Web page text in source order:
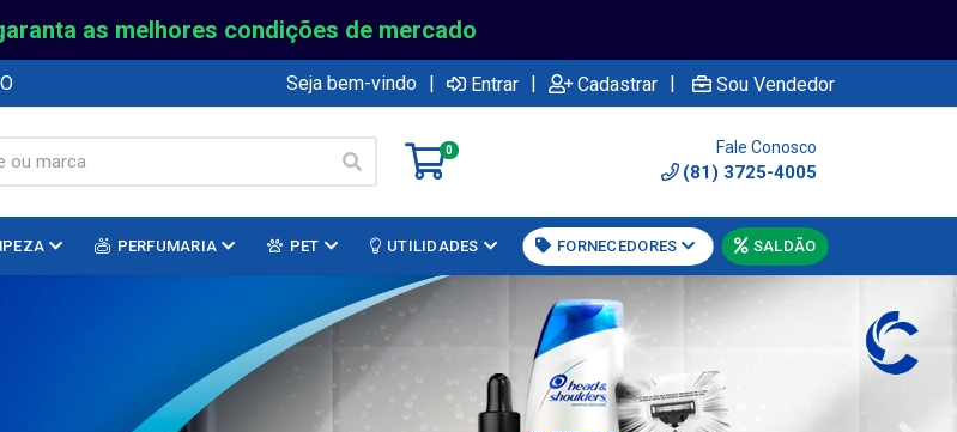
as melhores condições de mercado
Seja bem-vindo | Entrar | Cadastrar | Sou Vendedor
0 Fale Conosco
(81) 3725-4005
PERFUMARIA PET UTILIDADES FORNECEDORES SALDÃO